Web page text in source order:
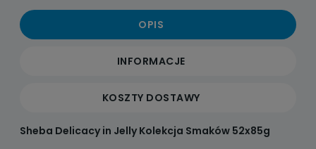
OPIS
INFORMACJE
KOSZTY DOSTAWY
Sheba Delicacy in Jelly Kolekcja Smaków 52x85g